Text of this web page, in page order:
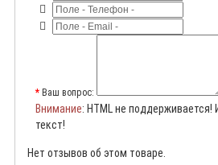
Ваш вопрос:
Внимание: HTML не поддерживается!
текст!
Нет отзывов об этом товаре.